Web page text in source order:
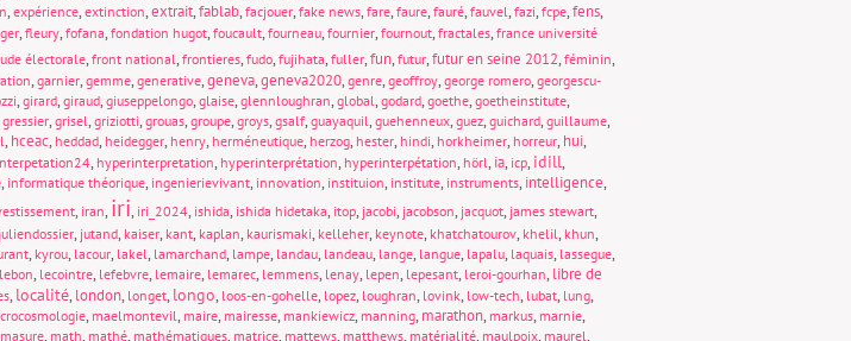
, expérience, extinction,extrait,fablab, facjouer, fake news, fare, faure, fauré, fauvel, fazi, fcpe,fens,
, fleury, fofana, fondation hugot, foucault, fourneau, fournier, fournout, fractales, france université
électorale, front national, frontieres, fudo, fujihata, fuller,fun, futur,futur en seine 2012, féminin,
, garnier, gemme, generative,geneva,geneva2020, genre, geoffroy, george romero, georgescu-
, girard, giraud, giuseppelongo, glaise, glennloughran, global, godard, goethe, goetheinstitute,
gressier, grisel, griziotti, grouas, groupe, groys, gsalf, guayaquil, guehenneux, guez, guichard, guillaume,
, hceac, heddad, heidegger, henry, herméneutique, herzog, hester, hindi, horkheimer, horreur, hui,
, hyperinterpretation, hyperinterprétation, hyperinterpétation, hörl, ia, icp, idill,
, informatique théorique, ingenierievivant, innovation, instituion, institute, instruments, intelligence,
, iran, iri, iri_2024, ishida, ishida hidetaka, itop, jacobi, jacobson, jacquot, james stewart,
juliendossier, jutand, kaiser, kant, kaplan, kaurismaki, kelleher, keynote, khatchatourov, khelil, khun,
, kyrou, lacour, lakel, lamarchand, lampe, landau, landeau, lange, langue, lapalu, laquais, lassegue,
lebon, lecointre, lefebvre, lemaire, lemarec, lemmens, lenay, lepen, lepesant, leroi-gourhan, libre de
, localité, london, longet, longo, loos-en-gohelle, lopez, loughran, lovink, low-tech, lubat, lung,
, maelmontevil, maire, mairesse, mankiewicz, manning, marathon, markus, marnie,
masure, math, mathé, mathématiques, matrice, mattews, matthews, matérialité, maulpoix, maurel,